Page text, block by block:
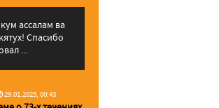
Спасибо
...
29.01.2025, 00:43